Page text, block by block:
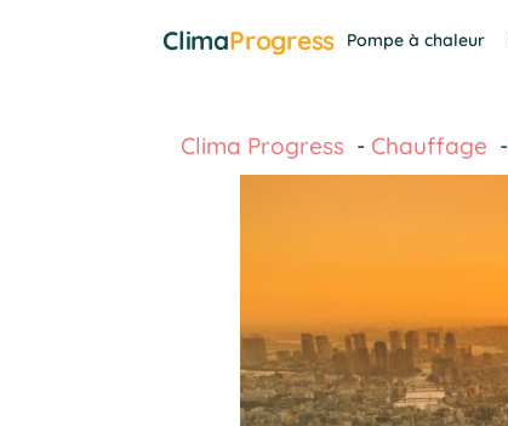
ClimaProgress Pompe à chaleur
Clima Progress Chauffage